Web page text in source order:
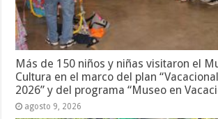
Más de 150 niños y niñas visitaron el
Cultura en el marco del plan
2026” y del programa “Museo en
agosto 9, 2026